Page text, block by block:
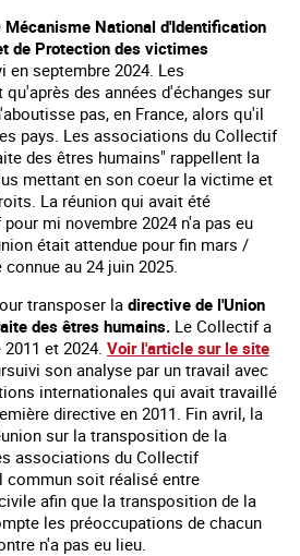
Mécanisme National d'Identification
de Protection des victimes
en septembre 2024. Les
des années d'échanges sur
pas, en France, alors qu'il
pays. Les associations du Collectif
des êtres humains" rappellent la
mettant en son coeur la victime et
La réunion qui avait été
mi novembre 2024 n'a pas eu
était attendue pour fin mars /
au 24 juin 2025.
transposer la directive de l'Union
des êtres humains. Le Collectif a
et 2024. Voir l'article sur le site
son analyse par un travail avec
internationales qui avait travaillé
directive en 2011. Fin avril, la
sur la transposition de la
associations du Collectif
commun soit réalisé entre
afin que la transposition de la
les préoccupations de chacun
n'a pas eu lieu.